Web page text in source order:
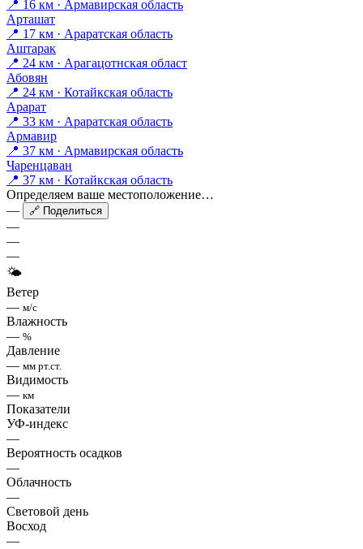
📍 16 км · Армавирская область
Арташат
📍 17 км · Араратская область
Аштарак
📍 24 км · Арагацотнская област
Абовян
📍 24 км · Котайкская область
Арарат
📍 33 км · Араратская область
Армавир
📍 37 км · Армавирская область
Чаренцаван
📍 37 км · Котайкская область
Определяем ваше местоположение…
—
🔗 Поделиться
—
—
—
🌤
Ветер
— м/с
Влажность
— %
Давление
— мм рт.ст.
Видимость
— км
Показатели
УФ-индекс
—
Вероятность осадков
—
Облачность
—
Световой день
Восход
—